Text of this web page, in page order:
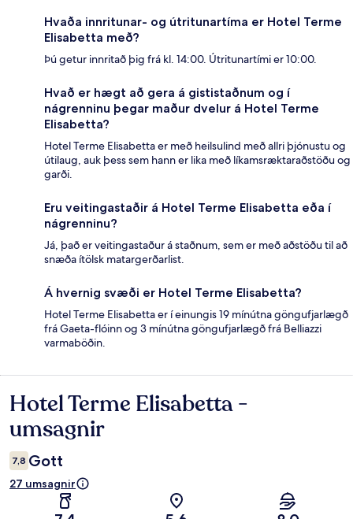
Hvaða innritunar- og útritunartíma er Hotel Terme
Elisabetta með?
Þú getur innritað þig frá kl. 14:00. Útritunartími er 10:00.
Hvað er hægt að gera á gististaðnum og í
nágrenninu þegar maður dvelur á Hotel Terme
Elisabetta?
Hotel Terme Elisabetta er með heilsulind með allri þjónustu og
útilaug, auk þess sem hann er lika með líkamsræktaraðstöðu og
garði.
Eru veitingastaðir á Hotel Terme Elisabetta eða í
nágrenninu?
Já, það er veitingastaður á staðnum, sem er með aðstöðu til að
snæða ítölsk matargerðarlist.
Á hvernig svæði er Hotel Terme Elisabetta?
Hotel Terme Elisabetta er í einungis 19 mínútna göngufjarlægð
frá Gaeta-flóinn og 3 mínútna göngufjarlægð frá Belliazzi
varmaböðin.
Umsagnir
Hotel Terme Elisabetta -
umsagnir
7,8 Gott
27 umsagnir